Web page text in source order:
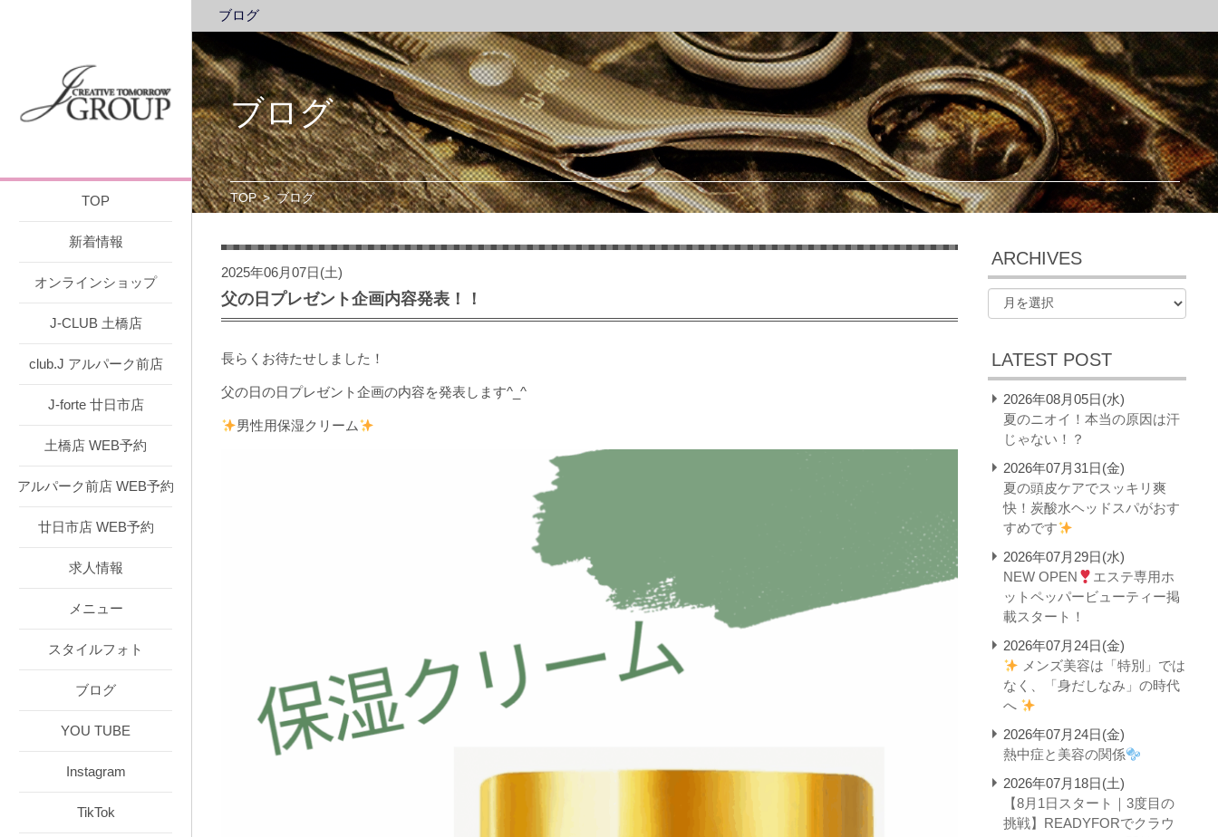
TOP
新着情報
オンラインショップ
J-CLUB 土橋店
club.J アルパーク前店
J-forte 廿日市店
土橋店 WEB予約
アルパーク前店 WEB予約
廿日市店 WEB予約
求人情報
メニュー
スタイルフォト
ブログ
YOU TUBE
Instagram
TikTok
ブログ
ブログ
TOP>ブログ
2025年06月07日(土)
父の日プレゼント企画内容発表！！
長らくお待たせしました！
父の日の日プレゼント企画の内容を発表します^_^
男性用保湿クリーム
ARCHIVES
LATEST POST
2026年08月05日(水)
夏のニオイ！本当の原因は汗
じゃない！？
2026年07月31日(金)
夏の頭皮ケアでスッキリ爽
快！炭酸水ヘッドスパがおす
すめです
2026年07月29日(水)
NEW OPEN
エステ専用ホ
ットペッパービューティー掲
載スタート！
2026年07月24日(金)
メンズ美容は「特別」では
なく、「身だしなみ」の時代
へ
2026年07月24日(金)
熱中症と美容の関係
2026年07月18日(土)
【8月1日スタート｜3度目の
挑戦】READYFORでクラウ